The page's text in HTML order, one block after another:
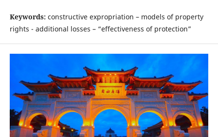
Keywords: constructive expropriation – models of property
rights - additional losses – “effectiveness of protection”